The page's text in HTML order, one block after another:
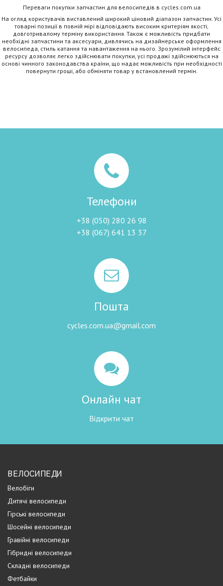
Переваги покупки запчастин для велосипедів в cycles.com.ua
На огляд користувачів виставлений широкий ціновий діапазон запчастин. Усі
товарні позиції в повній мірі відповідають високим критеріям якості,
довготривалому терміну використання. Також є можливість придбати
необхідні запчастини та аксесуари, дивлячись на дизайнерське оформлення
велосипеда, стиль катання та навантаження на нього. Зрозумілий інтерфейс
ресурсу дозволяє легко здійснювати покупки, усі продажі здійснюються на
основі чинного законодавства країни, що надає можливість при необхідності
повернути гроші, або обміняти товар у встановлений термін.
Телефони
+38 (050) 280 26 98
+38 (067) 641 13 37
Пошта
cycles.com.ua@gmail.com
Онлайн чат
Відкрити чат
ВЕЛОСИПЕДИ
Велобіги
Дитячі велосипеди
Гірські велосипеди
Шосейні велосипеди
Гравійні велосипеди
Гібридні велосипеди
Складні велосипеди
Фетбайки